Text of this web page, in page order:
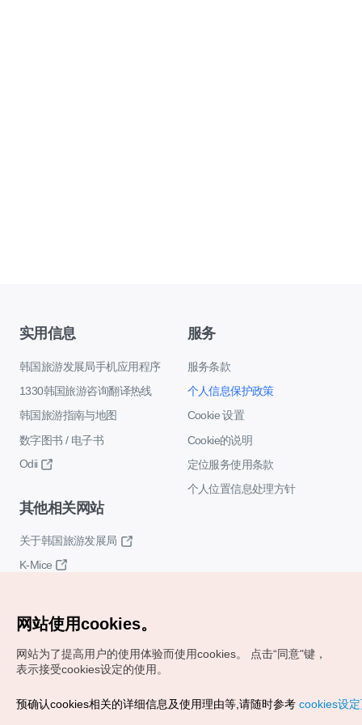
实用信息
韩国旅游发展局手机应用程序
1330韩国旅游咨询翻译热线
韩国旅游指南与地图
数字图书 / 电子书
Odii
服务
服务条款
个人信息保护政策
Cookie 设置
Cookie的说明
定位服务使用条款
个人位置信息处理方针
其他相关网站
关于韩国旅游发展局
K-Mice
Copyrights (c) 韩国旅游发展局版权所有
网站使用cookies。
网站为了提高用户的使用体验而使用cookies。
点击“同意"键，
表示接受cookies设定的使用。
预确认cookies相关的详细信息及使用理由等,请随时参考 cookies设